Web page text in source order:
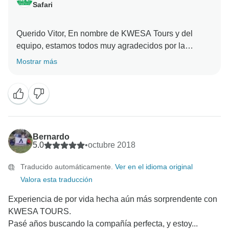
Safari
Querido Vitor, En nombre de KWESA Tours y del
equipo, estamos todos muy agradecidos por la
elección que hiciste de explorar Tanzania con
vez más, en nombre del equipo de KWESA Tours, me
gustaría darte las gracias por elegir viajar y alojarte
Mostrar más
Bernardo
5.0
•octubre 2018
Traducido automáticamente. Ver en el idioma original
Valora esta traducción
Experiencia de por vida hecha aún más sorprendente con
KWESA TOURS.
Pasé años buscando la compañía perfecta, y estoy...